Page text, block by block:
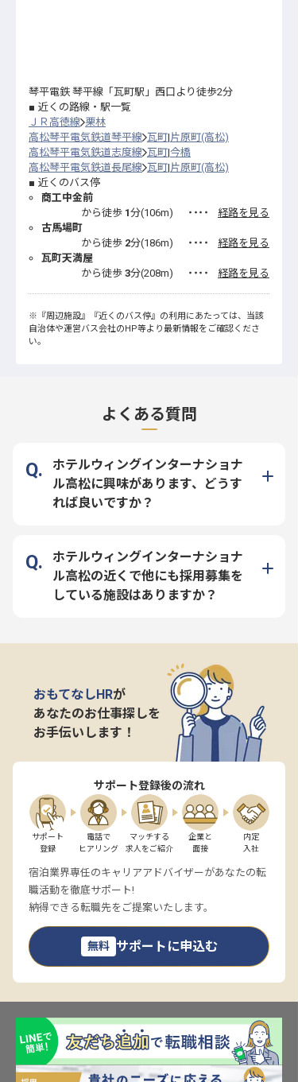
琴平電鉄 琴平線「瓦町駅」西口より徒歩2分
近くの路線・駅一覧
ＪＲ高徳線 栗林
高松琴平電気鉄道琴平線 瓦町 片原町(高松)
高松琴平電気鉄道志度線 瓦町 今橋
高松琴平電気鉄道長尾線 瓦町 片原町(高松)
近くのバス停
商工中金前
から徒歩 1分(106m) ・・・・
経路を見る
古馬場町
から徒歩 2分(186m) ・・・・
経路を見る
瓦町天満屋
から徒歩 3分(208m) ・・・・ 経路を見る
※ 『周辺施設』 『近くのバス停』 の利用にあたっては、当該
自治体や運営バス会社のHP等より最新情報をご確認くださ
い。
よくある質問
ホテルウィングインターナショナ
ル高松に興味があります、どうす
れば良いですか？
ホテルウィングインターナショナ
ル高松の近くで他にも採用募集を
している施設はありますか？
おもてなしHRが
あなたのお仕事探しを
お手伝いします！
サポート登録後の流れ
サポート
登録
電話で
ヒアリング
マッチする
求人をご紹介
企業と
面接
内定
入社
宿泊業界専任のキャリアアドバイザーがあなたの転
職活動を徹底サポート!
納得できる転職先をご提案いたします。
無料 サポートに申込む